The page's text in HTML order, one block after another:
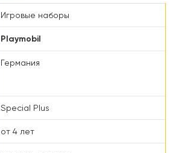
Игровые наборы
Playmobil
Германия
Special Plus
от 4 лет